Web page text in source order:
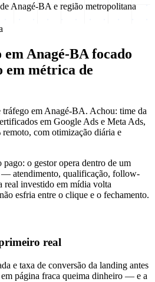
Anagé-BA e região metropolitana
Anagé-BA focado
em métrica de
tráfego em Anagé-BA. Achou: time da
em Google Ads e Meta Ads,
com otimização diária e
o gestor opera dentro de um
— atendimento, qualificação, follow-
real investido em mídia volta
esfria entre o clique e o fechamento.
real
e taxa de conversão da landing antes
página fraca queima dinheiro — e a